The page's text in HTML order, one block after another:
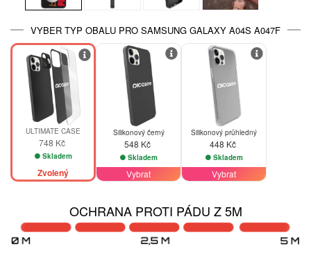
VYBER TYP OBALU PRO SAMSUNG GALAXY A04S A047F
ULTIMATE CASE
748 Kč
Skladem
Zvolený
Silikonový černý
548 Kč
Skladem
Vybrat
Silikonový průhledný
448 Kč
Skladem
Vybrat
OCHRANA PROTI PÁDU Z 5M